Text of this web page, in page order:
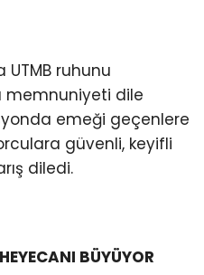
UTMB ruhunu
dile
emeği geçenlere
güvenli, keyifli
diledi.
BÜYÜYOR